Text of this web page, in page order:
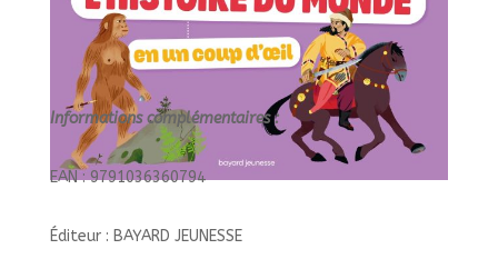
Informations complémentaires :
EAN : 9791036360794
Éditeur : BAYARD JEUNESSE